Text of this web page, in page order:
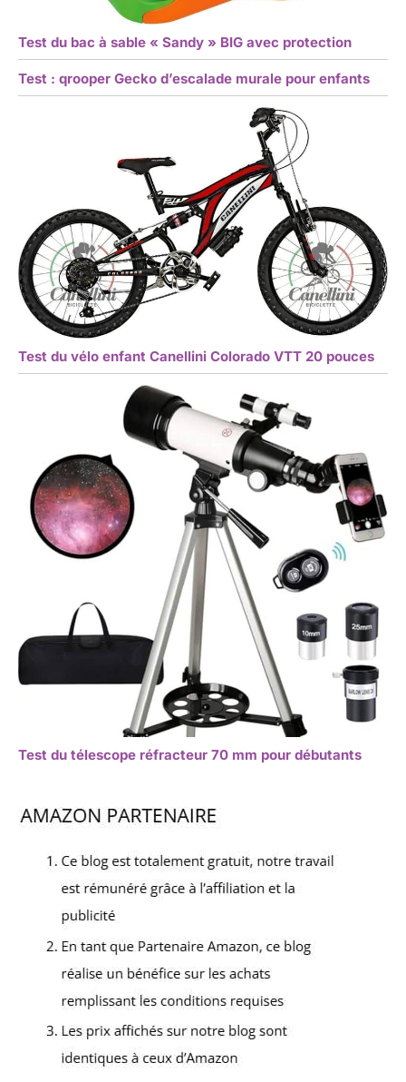
Test du bac à sable « Sandy » BIG avec protection
Test : qrooper Gecko d’escalade murale pour enfants
Test du vélo enfant Canellini Colorado VTT 20 pouces
Test du télescope réfracteur 70 mm pour débutants